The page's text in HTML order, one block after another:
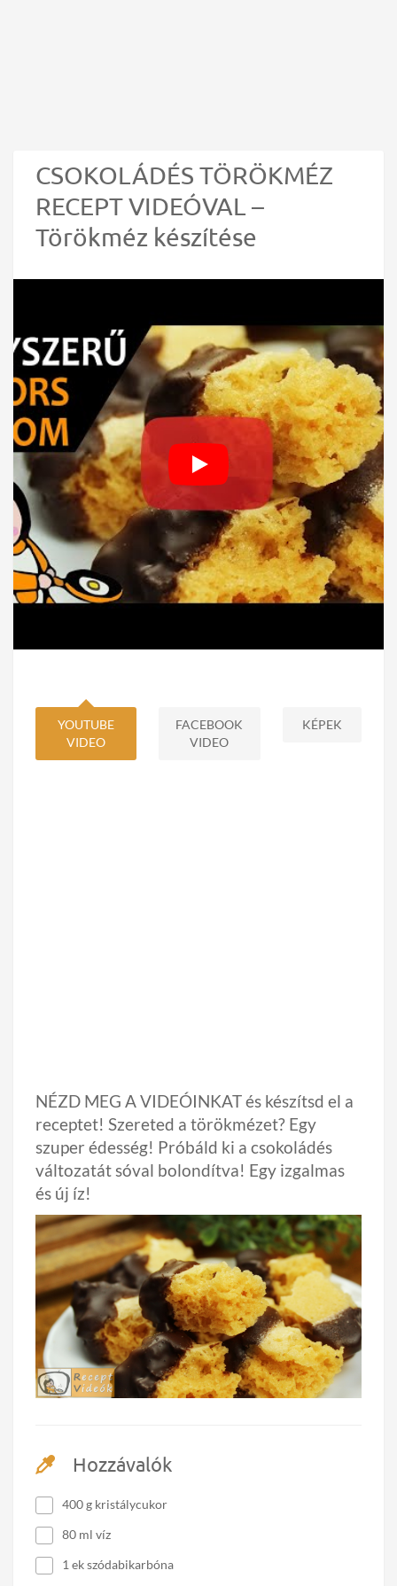
CSOKOLÁDÉS TÖRÖKMÉZ
RECEPT VIDEÓVAL –
Törökméz készítése
YOUTUBE
VIDEO
FACEBOOK
VIDEO
KÉPEK
NÉZD MEG A VIDEÓINKAT és készítsd el a
receptet! Szereted a törökmézet? Egy
szuper édesség! Próbáld ki a csokoládés
változatát sóval bolondítva! Egy izgalmas
és új íz!
Hozzávalók
400 g kristálycukor
80 ml víz
1 ek szódabikarbóna